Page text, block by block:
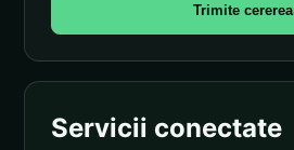
Trimite cererea
Servicii conectate